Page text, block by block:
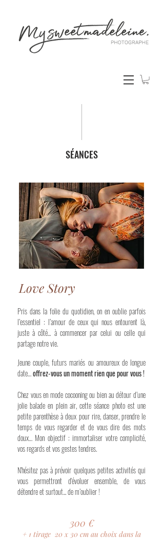
SÉANCES
Love Story
​Pris dans la folie du quotidien, on en oublie parfois
l’essentiel : l’amour de ceux qui nous entourent là,
juste à côté... à commencer par celui ou celle qui
partage notre vie.
Jeune couple, futurs mariés ou amoureux de longue
date…offrez-vous un moment rien que pour vous !
Chez vous en mode cocooning ou bien au détour d’une
jolie balade en plein air, cette séance photo est une
petite parenthèse à deux pour rire, danser, prendre le
temps de vous regarder et de vous dire des mots
doux… Mon objectif : immortaliser votre complicité,
vos regards et vos gestes tendres.
N'hésitez pas à prévoir quelques petites activités qui
vous permettront d'évoluer ensemble, de vous
détendre et surtout... de m’oublier !
300 €
+ 1 tirage 20x30 cm au choix dans la